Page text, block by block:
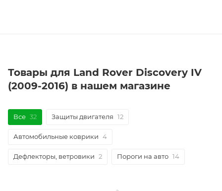
Товары для Land Rover Discovery IV
(2009-2016) в нашем магазине
Все 32 Защиты двигателя 12
Автомобильные коврики 4
Дефлекторы, ветровики 2 Пороги на авто 14